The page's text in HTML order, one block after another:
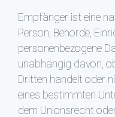
Empfänger ist eine
Person, Behörde,
personenbezogene
unabhängig davon,
Dritten handelt oder
eines bestimmten
dem Unionsrecht